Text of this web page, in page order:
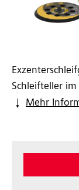
Schleifteller im
Mehr